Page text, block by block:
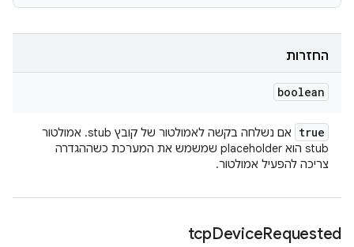
החזרות
boolean
true
אם נשלחה בקשה לאמולטור של קובץ stub. אמולטור
stub הוא placeholder שמשמש את המערכת כשההגדרה
צריכה להפעיל אמולטור.
tcpDeviceRequested